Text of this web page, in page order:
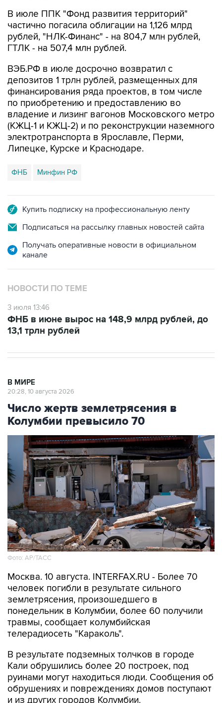
В июле ППК "Фонд развития территорий"
частично погасила облигации на 1,126 млрд
рублей, "НЛК-Финанс" - на 804,7 млн рублей,
ГТЛК - на 507,4 млн рублей.
ВЭБ.РФ в июле досрочно возвратил с
депозитов 1 трлн рублей, размещенных для
финансирования ряда проектов, в том числе
по приобретению и предоставлению во
владение и лизинг вагонов Московского метро
(КЖЦ-1 и КЖЦ-2) и по реконструкции наземного
электротранспорта в Ярославле, Перми,
Липецке, Курске и Краснодаре.
ФНБ Минфин РФ
Купить подписку на профессиональную ленту
Подписаться на рассылку главных новостей сайта
Получать оперативные новости в официальном
канале
НОВОСТИ ПО ТЕМЕ
3 июля 13:46
ФНБ в июне вырос на 148,9 млрд рублей, до
13,1 трлн рублей
В МИРЕ
20:28, 10 августа 2026
Число жертв землетрясения в
Колумбии превысило 70
Фото: АР/ТАСС
Москва. 10 августа. INTERFAX.RU - Более 70
человек погибли в результате сильного
землетрясения, произошедшего в
понедельник в Колумбии, более 60 получили
травмы, сообщает колумбийская
телерадиосеть "Караколь".
В результате подземных толчков в городе
Кали обрушились более 20 построек, под
руинами могут находиться люди. Сообщения об
обрушениях и повреждениях домов поступают
и из других городов Колумбии.